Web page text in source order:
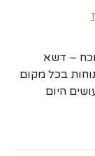
– דשא
בכל מקום
היום